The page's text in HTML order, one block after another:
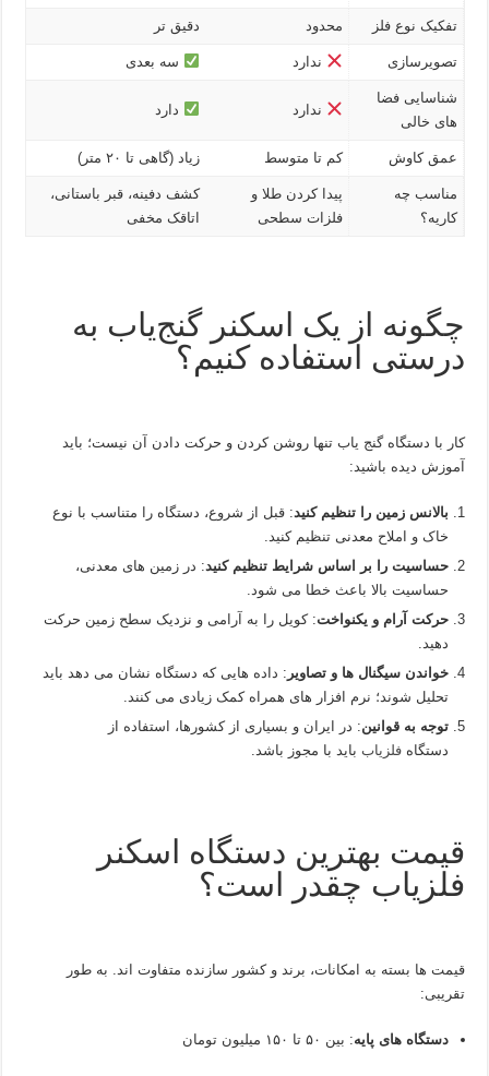
تفکیک نوع فلز محدود دقیق‌ تر
تصویرسازی ندارد سه‌ بعدی
شناسایی فضا
های خالی
ندارد دارد
عمق کاوش کم تا متوسط زیاد (گاهی تا ۲۰ متر)
مناسب چه
کاریه؟
پیدا کردن طلا و
فلزات سطحی
کشف دفینه، قبر باستانی،
اتاقک مخفی
چگونه از یک اسکنر گنج‌یاب به
درستی استفاده کنیم؟
کار با دستگاه گنج‌ یاب تنها روشن‌ کردن و حرکت‌ دادن آن نیست؛ باید
آموزش‌ دیده باشید:
بالانس زمین را تنظیم کنید: قبل از شروع، دستگاه را متناسب با نوع
خاک و املاح معدنی تنظیم کنید.
حساسیت را بر اساس شرایط تنظیم کنید: در زمین‌ های معدنی،
حساسیت بالا باعث خطا می‌ شود.
حرکت آرام و یکنواخت: کویل را به آرامی و نزدیک سطح زمین حرکت
دهید.
خواندن سیگنال‌ ها و تصاویر : داده‌ هایی که دستگاه نشان می‌ دهد باید
تحلیل شوند؛ نرم‌ افزار های همراه کمک زیادی می‌ کنند.
توجه به قوانین: در ایران و بسیاری از کشورها، استفاده از
دستگاهفلزیاب باید با مجوز باشد.
قیمت بهترین دستگاه اسکنر
فلزیاب چقدر است؟
قیمت‌ ها بسته به امکانات، برند و کشور سازنده متفاوت‌ اند. به‌ طور
تقریبی:
دستگاه‌ های پایه‌: بین ۵۰ تا ۱۵۰ میلیون تومان